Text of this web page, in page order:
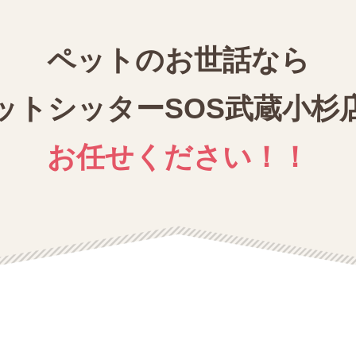
ペットのお世話なら
トシッターSOS武蔵小杉
お任せください！！